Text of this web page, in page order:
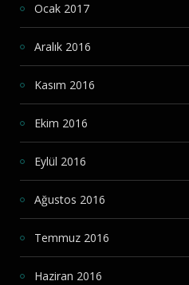
Ocak 2017
Aralık 2016
Kasım 2016
Ekim 2016
Eylül 2016
Ağustos 2016
Temmuz 2016
Haziran 2016